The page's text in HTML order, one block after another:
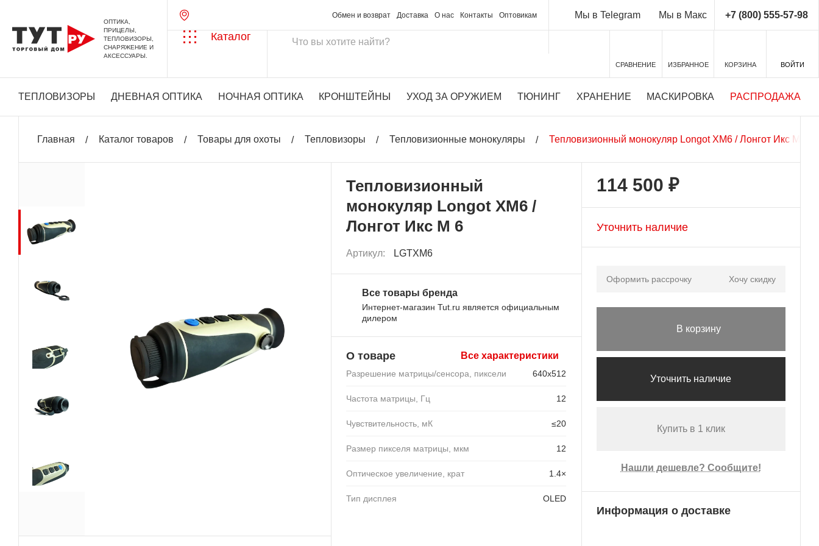
ОПТИКА,
ПРИЦЕЛЫ,
ТЕПЛОВИЗОРЫ,
СНАРЯЖЕНИЕ И
АКСЕССУАРЫ.
Обмен и возврат Доставка О нас Контакты Оптовикам Мы в Telegram Мы в Макс +7 (800) 555-57-98
Каталог
СРАВНЕНИЕ ИЗБРАННОЕ КОРЗИНА ВОЙТИ
ТЕПЛОВИЗОРЫ ДНЕВНАЯ ОПТИКА НОЧНАЯ ОПТИКА КРОНШТЕЙНЫ УХОД ЗА ОРУЖИЕМ ТЮНИНГ ХРАНЕНИЕ МАСКИРОВКА РАСПРОДАЖА
Главная Каталог товаров Товары для охоты Тепловизоры Тепловизионные монокуляры Тепловизионный монокуляр Longot XM6 / Лонгот Икс М 6
Тепловизионный
монокуляр Longot XM6 /
Лонгот Икс М 6
Артикул: LGTXM6
Все товары бренда
Интернет-магазин Tut.ru является официальным
дилером
О товаре Все характеристики
Разрешение матрицы/сенсора, пиксели 640x512
Частота матрицы, Гц 12
Чувствительность, мК ≤20
Размер пикселя матрицы, мкм 12
Оптическое увеличение, крат 1.4×
Тип дисплея OLED
114 500 ₽
Уточнить наличие
Оформить рассрочку Хочу скидку
В корзину
Уточнить наличие
Купить в 1 клик
Нашли дешевле? Сообщите!
Информация о доставке